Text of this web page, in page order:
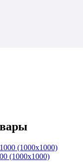
(1000x1000)